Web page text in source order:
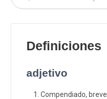
Definiciones
adjetivo
Compendiado, breve.